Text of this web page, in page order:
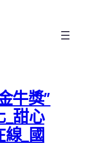
牛獎”
_甜心
_國